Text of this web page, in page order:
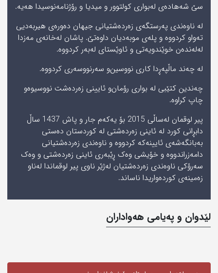
سێ شەهادەی لەبواری کولتوور و میدیا و رۆژنامەنوسیدا هەیە.
لە ناوەندی پەرستگەی زەردەشتیانی جیهان دەورەی هیربەدیی
تەواو کردووە و پلەی موبەدیان داوەتێ. پاشان لەخانەی مەزدا
لەلەندەن خوێندویەتی و ئاوێستای لەبەر کردووە.
له‌ چه‌ند ماڵپه‌ڕدا كاری‌ نووسین‌و سه‌رنووسه‌ری‌ كردووه‌.
چه‌ندین كتێبی‌ له‌ بواری‌ رۆمان‌و ئایینی‌ زه‌رده‌شت نووسیوه‌‌و
چاپ كراوه‌.
پیر لوقمان لەساڵی 2015 بۆ یەکەم جار و پاش 1437 ساڵ
دابڕانی کورد لە ئاینی زەردەشتی لە کوردستان دەستی
بەبانگەشەی ئایینەکە کردووە و ناوەندی زەردەشتیانی
دامەزراندووە و خۆیشی وەک ڕێبەری ئاینی زەردەشتی و وەک
سەرۆکی ناوەندی زەردەشتیان لەژێر ناوی پیر لوقماندا لەناو
زەمینەی کوردەواریدا ناساند.
لێدوان و په‌یامی‌ هه‌واداران